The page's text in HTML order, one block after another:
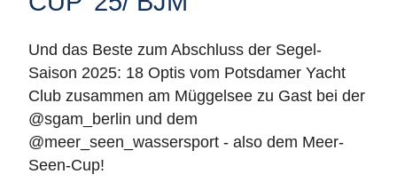
Und das Beste zum Abschluss der Segel-
Saison 2025: 18 Optis vom Potsdamer Yacht
Club zusammen am Müggelsee zu Gast bei der
@sgam_berlin und dem
@meer_seen_wassersport - also dem Meer-
Seen-Cup!